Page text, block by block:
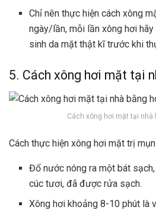
Chỉ nên thực hiện cách xông
ngày/lần, mỗi lần xông hơi
sinh da mặt thật kĩ trước khi
5. Cách xông hơi mặt tại
Cách xông hơi mặt tại nhà
Cách thực hiện xông hơi mặt trị mụn
Đổ nước nóng ra một bát
cúc tươi, đã được rửa sạch.
Xông hơi khoảng 8-10 phút là